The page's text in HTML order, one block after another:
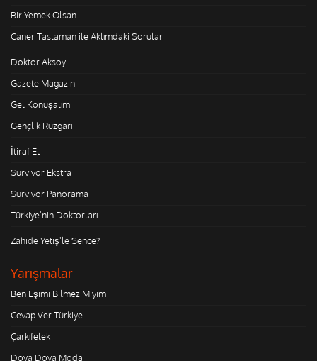
Bir Yemek Olsan
Caner Taslaman ile Aklımdaki Sorular
Doktor Aksoy
Gazete Magazin
Gel Konuşalım
Gençlik Rüzgarı
İtiraf Et
Survivor Ekstra
Survivor Panorama
Türkiye'nin Doktorları
Zahide Yetiş'le Sence?
Yarışmalar
Ben Eşimi Bilmez Miyim
Cevap Ver Türkiye
Çarkıfelek
Doya Doya Moda